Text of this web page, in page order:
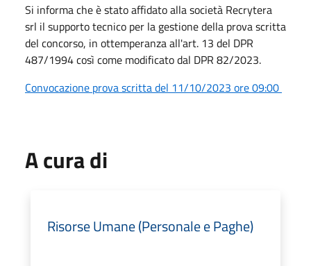
Si informa che è stato affidato alla società Recrytera
srl il supporto tecnico per la gestione della prova scritta
del concorso, in ottemperanza all'art. 13 del DPR
487/1994 così come modificato dal DPR 82/2023.
Convocazione prova scritta del 11/10/2023 ore 09:00
A cura di
Risorse Umane (Personale e Paghe)